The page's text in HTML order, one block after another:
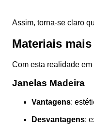
Assim, torna-se claro
Materiais
Com esta realidade
Janelas Madeira
Vantagens:
Desvantagens: